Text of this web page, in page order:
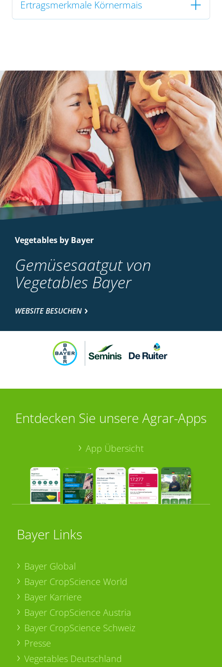
Ertragsmerkmale Körnermais
Vegetables by Bayer
Gemüsesaatgut von
Vegetables Bayer
WEBSITE BESUCHEN
Entdecken Sie unsere Agrar-Apps
App Übersicht
Bayer Links
Bayer Global
Bayer CropScience World
Bayer Karriere
Bayer CropScience Austria
Bayer CropScience Schweiz
Presse
Vegetables Deutschland